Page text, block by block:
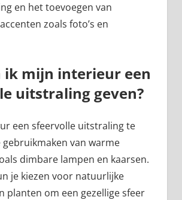
en het toevoegen van
zoals foto’s en
ik mijn interieur een
uitstraling geven?
een sfeervolle uitstraling te
gebruikmaken van warme
dimbare lampen en kaarsen.
je kiezen voor natuurlijke
planten om een gezellige sfeer